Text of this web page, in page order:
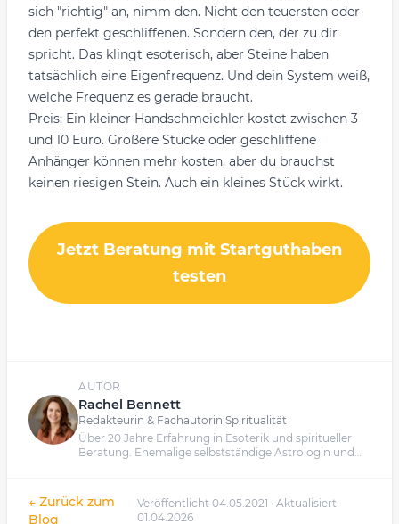
sich "richtig" an, nimm den. Nicht den teuersten oder
den perfekt geschliffenen. Sondern den, der zu dir
spricht. Das klingt esoterisch, aber Steine haben
tatsächlich eine Eigenfrequenz. Und dein System weiß,
welche Frequenz es gerade braucht.
Preis: Ein kleiner Handschmeichler kostet zwischen 3
und 10 Euro. Größere Stücke oder geschliffene
Anhänger können mehr kosten, aber du brauchst
keinen riesigen Stein. Auch ein kleines Stück wirkt.
Jetzt Beratung mit Startguthaben
testen
AUTOR
Rachel Bennett
Redakteurin & Fachautorin Spiritualität
Über 20 Jahre Erfahrung in Esoterik und spiritueller
Beratung. Ehemalige selbstständige Astrologin und
← Zurück zum
Blog
Veröffentlicht 04.05.2021 · Aktualisiert
01.04.2026